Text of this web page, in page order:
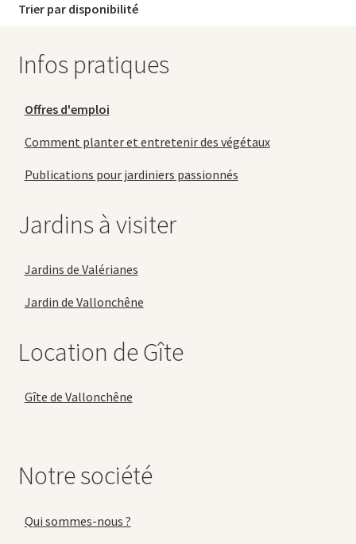
Trier par disponibilité
Infos pratiques
Offres d'emploi
Comment planter et entretenir des végétaux
Publications pour jardiniers passionnés
Jardins à visiter
Jardins de Valérianes
Jardin de Vallonchêne
Location de Gîte
Gîte de Vallonchêne
Notre société
Qui sommes-nous ?